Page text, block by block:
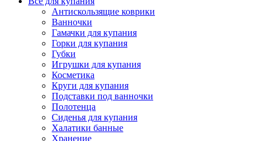
Антискользящие коврики
Ванночки
Гамачки для купания
Горки для купания
Губки
Игрушки для купания
Косметика
Круги для купания
Подставки под ванночки
Полотенца
Сиденья для купания
Халатики банные
Хранение